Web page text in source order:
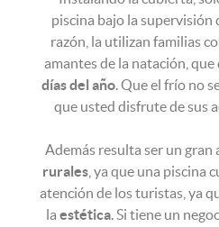
piscina bajo la supervisión
razón, la utilizan familias
amantes de la natación, que
días del año. Que el frío no
que usted disfrute de sus
Además resulta ser un gran
rurales, ya que una piscina
atención de los turistas, ya
la estética. Si tiene un